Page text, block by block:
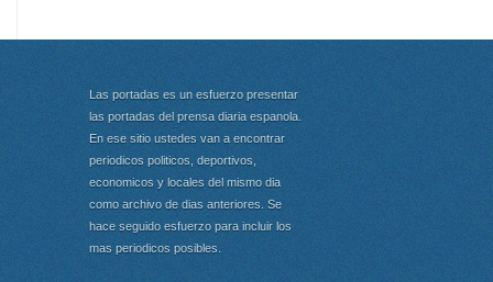
Las portadas es un esfuerzo presentar
las portadas del prensa diaria espanola.
En ese sitio ustedes van a encontrar
periodicos politicos, deportivos,
economicos y locales del mismo dia
como archivo de dias anteriores. Se
hace seguido esfuerzo para incluir los
mas periodicos posibles.